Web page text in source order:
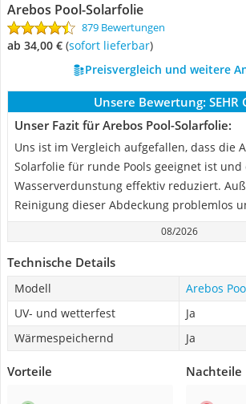
Arebos Pool-Solarfolie
879 Bewertungen
ab 34,00 € ( Sofort lieferbar)
Preisvergleich und weitere
Unsere Bewertung: SEHR
Unser Fazit für Arebos Pool-Solarfolie:
Uns ist im Vergleich aufgefallen, dass die
Solarfolie für runde Pools geeignet ist und
Wasserverdunstung effektiv reduziert.
Reinigung dieser Abdeckung problemlos
08/2026
Technische Details
Modell
Arebos
UV- und wetterfest
Ja
Wärmespeichernd
Ja
Vorteile Nachteile